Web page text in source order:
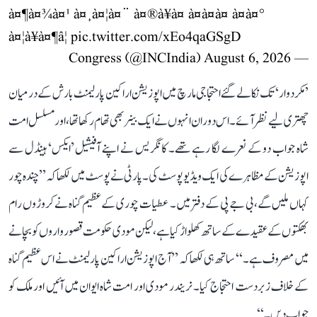
à¤¶à¤¾à¤¹ à¤¸à¤¦à¤¨ à¤®à¥à¤ à¤à¤à¤ à¤à¤°
à¤¦à¥à¤¶â¦ pic.twitter.com/xEo4qaGSgD
— Congress (@INCIndia)
August 6, 2026
’مکر دوار‘ تک نکالے گئے احتجاجی مارچ میں اپوزیشن اراکین پارلیمنٹ بارش کے درمیان
چھتری لیے نظر آئے۔ اس دوران انہوں نے ایک بینر بھی تھام رکھا تھا، اور مسلسل امت
شاہ جواب دو کے نعرے لگا رہے تھے۔ کانگریس نے اپنے آفیشیل ’ایکس‘ ہینڈل سے
اپوزیشن کے مظاہرے کی ایک ویڈیو پوسٹ کی۔ پارٹی نے پوسٹ میں لکھا کہ ’’چندہ چور
کہاں ملیں گے، بی جے پی کے دفتر میں۔ عطیات چوری کے عظیم گناہ نے کروڑوں رام
بھکتوں کے عقیدے کے ساتھ کھلواڑ کیا ہے، لیکن مودی حکومت قصورواروں کو بچانے
میں مصروف ہے۔‘‘ ساتھ ہی لکھا کہ ’’آج اپوزیشن اراکین پارلیمنٹ نے اس عظیم گناہ
کے خلاف زبردست احتجاج کیا۔ نریندر مودی اور امت شاہ ایوان میں آئیں اور ملک کو